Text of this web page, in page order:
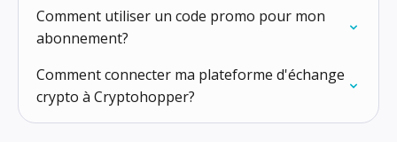
Comment utiliser un code promo pour mon
abonnement?
Comment connecter ma plateforme d'échange
crypto à Cryptohopper?